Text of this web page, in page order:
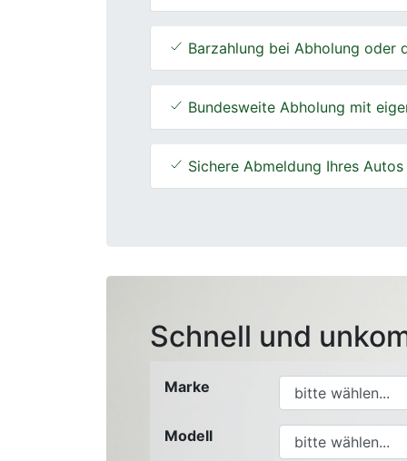
Barzahlung bei Abholung oder
Bundesweite Abholung mit
Sichere Abmeldung Ihres Autos
Schnell und
Marke
Modell